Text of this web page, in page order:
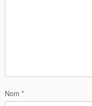
Nom *